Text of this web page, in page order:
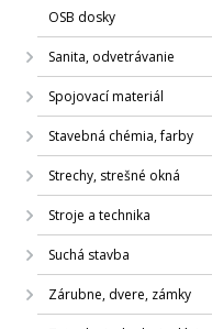
OSB dosky
Sanita, odvetrávanie
Spojovací materiál
Stavebná chémia, farby
Strechy, strešné okná
Stroje a technika
Suchá stavba
Zárubne, dvere, zámky